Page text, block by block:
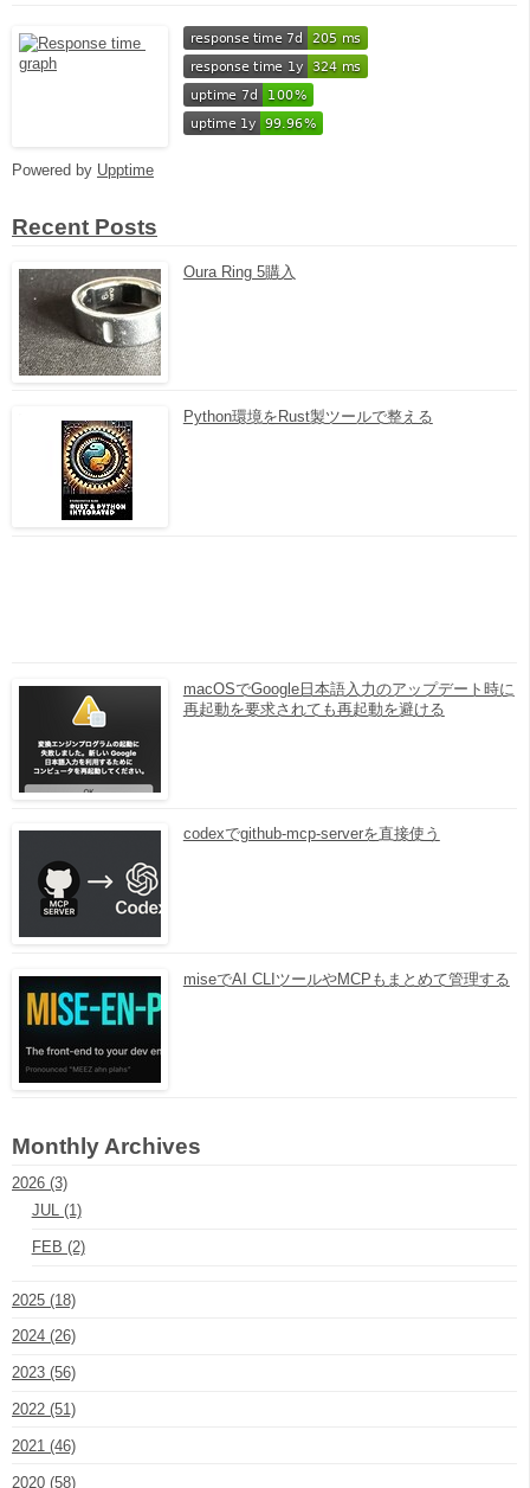
Powered by Upptime
Recent Posts
Oura Ring 5購入
Python環境をRust製ツールで整える
macOSでGoogle日本語入力のアップデート時に
再起動を要求されても再起動を避ける
codexでgithub-mcp-serverを直接使う
miseでAI CLIツールやMCPもまとめて管理する
Monthly Archives
2026 (3)
JUL (1)
FEB (2)
2025 (18)
2024 (26)
2023 (56)
2022 (51)
2021 (46)
2020 (58)